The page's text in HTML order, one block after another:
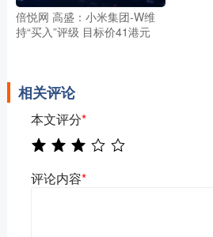
倍悦网 高盛：小米集团-W维
持“买入”评级 目标价41港元
相关评论
本文评分*
评论内容*